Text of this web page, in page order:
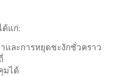
ด้แก่:
และการหยุดชะงักชั่วคราว
มได้